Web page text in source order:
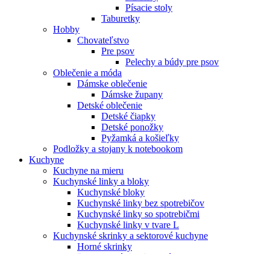
Písacie stoly
Taburetky
Hobby
Chovateľstvo
Pre psov
Pelechy a búdy pre psov
Oblečenie a móda
Dámske oblečenie
Dámske župany
Detské oblečenie
Detské čiapky
Detské ponožky
Pyžamká a košieľky
Podložky a stojany k notebookom
Kuchyne
Kuchyne na mieru
Kuchynské linky a bloky
Kuchynské bloky
Kuchynské linky bez spotrebičov
Kuchynské linky so spotrebičmi
Kuchynské linky v tvare L
Kuchynské skrinky a sektorové kuchyne
Horné skrinky